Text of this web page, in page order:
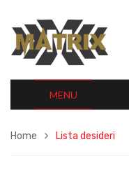
MENU
Home Lista desideri